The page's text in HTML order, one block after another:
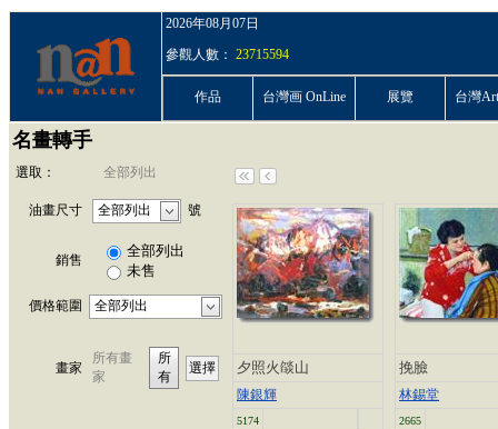
2026年08月07日
參觀人數： 23715594
作品 台灣画 OnLine 展覽 台灣
名畫轉手
選取： 全部列出
油畫尺寸 號
銷售
全部列出
未售
價格範圍
畫家
所有畫
家
所
有
選擇 夕照火燄山
陳銀輝
5174
挽臉
林錫堂
2665